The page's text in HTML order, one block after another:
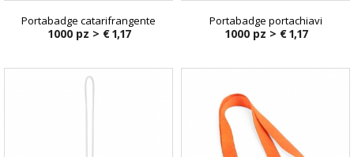
Portabadge catarifrangente
1000 pz > € 1,17
Portabadge portachiavi
1000 pz > € 1,17